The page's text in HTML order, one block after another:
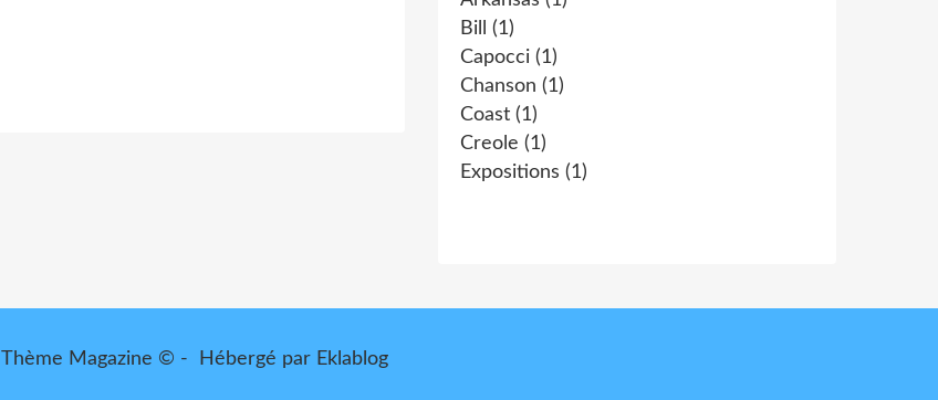
Bill
(1)
Capocci (1)
Chanson (1)
Coast (1)
Creole (1)
Expositions (1)
Thème Magazine © - Hébergé par Eklablog